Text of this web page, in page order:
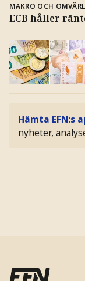
MAKRO OCH
ECB håller
Hämta EFN:s
nyheter,